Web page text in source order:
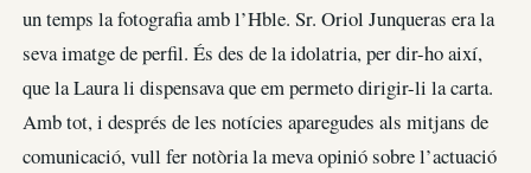
un temps la fotografia amb l’Hble. Sr. Oriol Junqueras era la
seva imatge de perfil. És des de la idolatria, per dir-ho així,
que la Laura li dispensava que em permeto dirigir-li la carta.
Amb tot, i després de les notícies aparegudes als mitjans de
comunicació, vull fer notòria la meva opinió sobre l’actuació